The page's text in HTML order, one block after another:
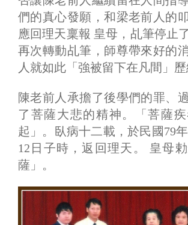
們的真心發願，和梁老前人的
應回理天稟報 皇母，乩筆停止
再次轉動乩筆，師尊帶來好的
人就如此「強被留下在凡間」歷
陳老前人承擔了後學們的罪、
了菩薩大悲的精神。「菩薩
起」。臥病十二載，於民國79年
12日子時，返回理天。 皇母
薩」。